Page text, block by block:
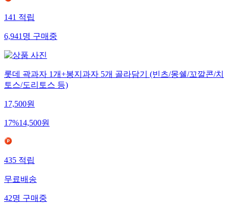
141적립
6,941명구매중
롯데 곽과자 1개+봉지과자 5개 골라담기 (빈츠/몽쉘/꼬깔콘/치
토스/도리토스 등)
17,500원
17%14,500원
435적립
무료배송
42명구매중